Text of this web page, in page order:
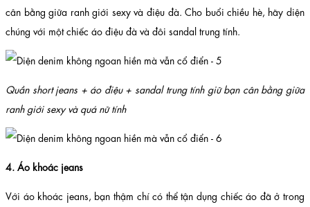
cân bằng giữa ranh giới sexy và điệu đà. Cho buổi chiều hè, hãy diện
chúng với một chiếc áo điệu đà và đôi sandal trung tính.
Quần short jeans + áo điệu + sandal trung tính giữ bạn cân bằng giữa
ranh giới sexy và quá nữ tính
4. Áo khoác jeans
Với áo khoác jeans, bạn thậm chí có thể tận dụng chiếc áo đã ở trong